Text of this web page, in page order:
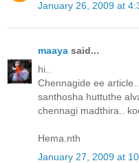
January 26, 2009 at
maaya said...
hi..
Chennagide ee
santhosha huttuthe
chennagi madthira..
Hema.nth
January 27, 2009 at